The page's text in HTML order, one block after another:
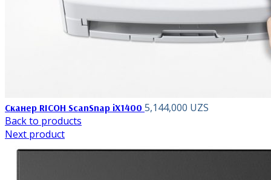
Сканер RICOH ScanSnap iX1400 5,144,000 UZS
Back to products
Next product